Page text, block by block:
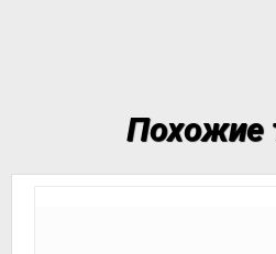
Похожие